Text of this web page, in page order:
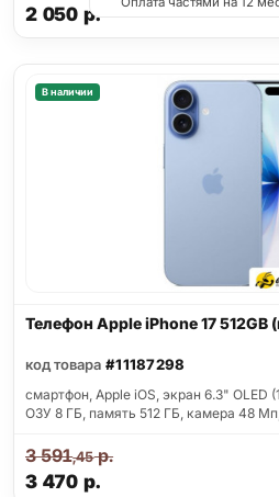
2 050 р.
В наличии
Телефон Apple iPhone 17 512GB
код товара #11187298
смартфон, Apple iOS, экран 6.3" OLED
ОЗУ 8 ГБ, память 512 ГБ, камера 48
3 470 р.
3 591,45р.